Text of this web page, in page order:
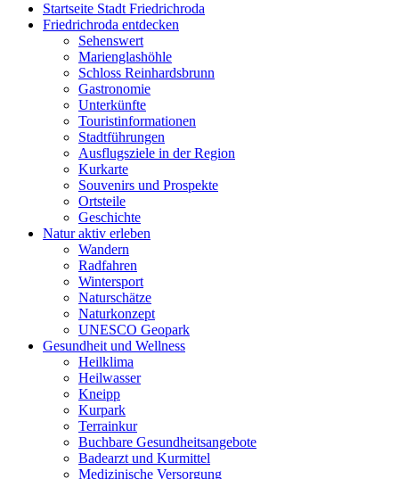
Startseite Stadt Friedrichroda
Friedrichroda entdecken
Sehenswert
Marienglashöhle
Schloss Reinhardsbrunn
Gastronomie
Unterkünfte
Touristinformationen
Stadtführungen
Ausflugsziele in der Region
Kurkarte
Souvenirs und Prospekte
Ortsteile
Geschichte
Natur aktiv erleben
Wandern
Radfahren
Wintersport
Naturschätze
Naturkonzept
UNESCO Geopark
Gesundheit und Wellness
Heilklima
Heilwasser
Kneipp
Kurpark
Terrainkur
Buchbare Gesundheitsangebote
Badearzt und Kurmittel
Medizinische Versorgung